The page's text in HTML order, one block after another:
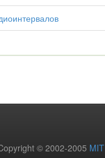
© 2002-2005 MIT